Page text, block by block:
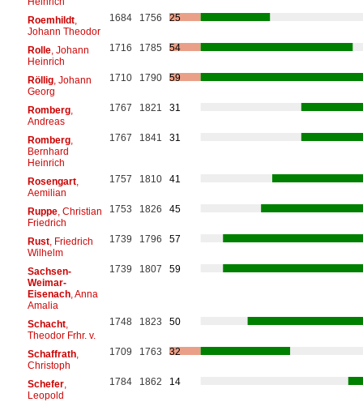
Roemhildt,
Johann Theodor
1684 1756 25
Rolle, Johann
Heinrich
1716 1785 54
Röllig, Johann
Georg
1710 1790 59
Romberg,
Andreas
1767 1821 31
Romberg,
Bernhard
Heinrich
1767 1841 31
Rosengart,
Aemilian
1757 1810 41
Ruppe, Christian
Friedrich
1753 1826 45
Rust, Friedrich
Wilhelm
1739 1796 57
Sachsen-
Weimar-
Eisenach, Anna
Amalia
1739 1807 59
Schacht,
Theodor Frhr. v.
1748 1823 50
Schaffrath,
Christoph
1709 1763 32
Schefer,
Leopold
1784 1862 14